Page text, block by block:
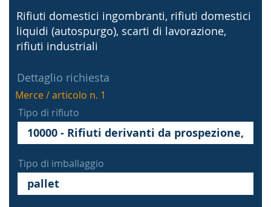
Rifiuti domestici ingombranti, rifiuti domestici
liquidi (autospurgo), scarti di lavorazione,
rifiuti industriali
Dettaglio richiesta
Merce / articolo n. 1
Tipo di rifiuto
Tipo di imballaggio